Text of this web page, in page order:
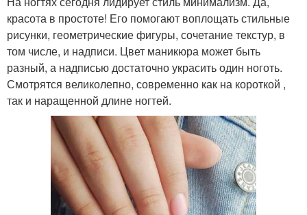
красота в простоте! Его помогают воплощать стильные
рисунки, геометрические фигуры, сочетание текстур, в
том числе, и надписи. Цвет маникюра может быть
разный, а надписью достаточно украсить один ноготь.
Смотрятся великолепно, современно как на короткой ,
так и наращенной длине ногтей.